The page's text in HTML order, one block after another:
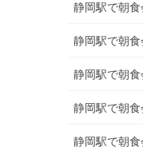
静岡駅で朝
静岡駅で朝
静岡駅で朝
静岡駅で朝
静岡駅で朝